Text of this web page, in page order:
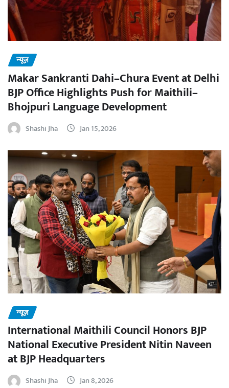
न्यूज़
Makar Sankranti Dahi–Chura Event at Delhi
BJP Office Highlights Push for Maithili–
Bhojpuri Language Development
Shashi Jha Jan 15, 2026
न्यूज़
International Maithili Council Honors BJP
National Executive President Nitin Naveen
at BJP Headquarters
Shashi Jha Jan 8, 2026